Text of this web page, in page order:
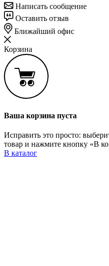
Написать сообщение
Оставить отзыв
Ближайший офис
Корзина
Ваша корзина пуста
Исправить это просто:
товар и нажмите кнопку «В
В каталог